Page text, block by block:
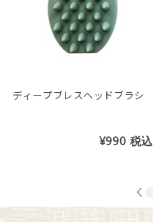
ディープブレスヘッドブラシ
¥990 税込